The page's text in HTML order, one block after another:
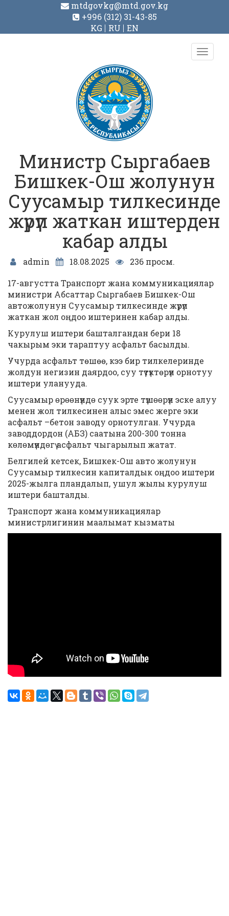
mtdgovkg@mtd.gov.kg
+996 (312) 31-43-85
KG
RU EN
Toggle
Министр Сыргабаев
Бишкек-Ош жолунун
Суусамыр тилкесинде
жүрүп жаткан иштерден
кабар алды
admin 18.08.2025
236 просм.
17-августта Транспорт жана коммуникациялар
министри Абсаттар Сыргабаев Бишкек-Ош
автожолунун Суусамыр тилкесинде жүрүп
жаткан жол оңдоо иштеринен кабар алды.
Курулуш иштери башталгандан бери 18
чакырым эки тараптуу асфальт басылды.
Учурда асфальт төшөө, кээ бир тилкелеринде
жолдун негизин даярдоо, суу түтүктөрүн орнотуу
иштери уланууда.
Суусамыр ɵрɵɵнүндɵ суук эрте түшɵɵрүн эске алуу
менен жол тилкесинен алыс эмес жерге эки
асфальт –бетон заводу орнотулган. Учурда
заводдордон (АБЗ) саатына 200-300 тонна
кɵлɵмүндɵгү асфальт чыгарылып жатат.
Белгилей кетсек, Бишкек-Ош авто жолунун
Суусамыр тилкесин капиталдык оңдоо иштери
2025-жылга пландалып, ушул жылы курулуш
иштери башталды.
Транспорт жана коммуникациялар
министрлигинин маалымат кызматы